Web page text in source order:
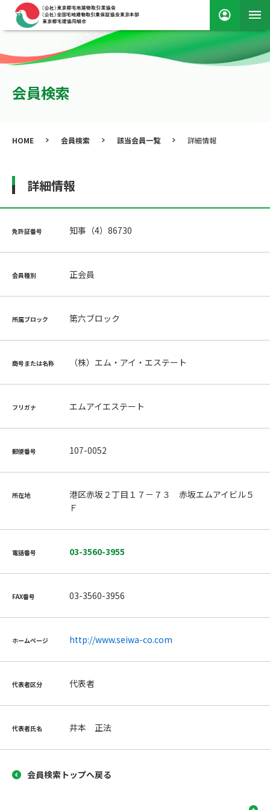
会員検索
HOME 会員検索 該当会員一覧 詳細情報
詳細情報
免許証番号 知事（4）86730
会員種別 正会員
所属ブロック 第六ブロック
商号または名称 （株）エム・アイ・エステート
フリガナ エムアイエステート
郵便番号 107-0052
所在地
港区赤坂２丁目１７－７３ 赤坂エムアイビル５
Ｆ
電話番号 03-3560-3955
FAX番号 03-3560-3956
ホームページ http://www.seiwa-co.com
代表者区分 代表者
代表者氏名 井本 正法
会員検索トップへ戻る